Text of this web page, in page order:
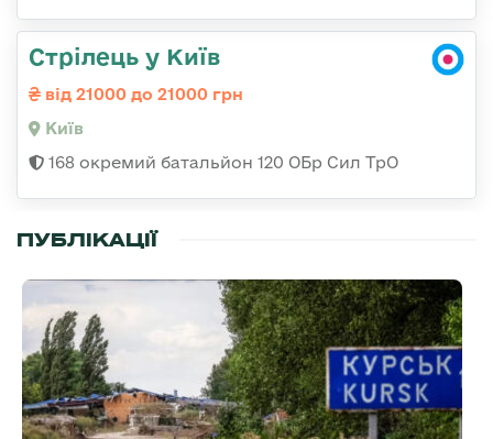
Стрілець у Київ
від 21000 до 21000 грн
Київ
168 окремий батальйон 120 ОБр Cил ТрО
ПУБЛІКАЦІЇ